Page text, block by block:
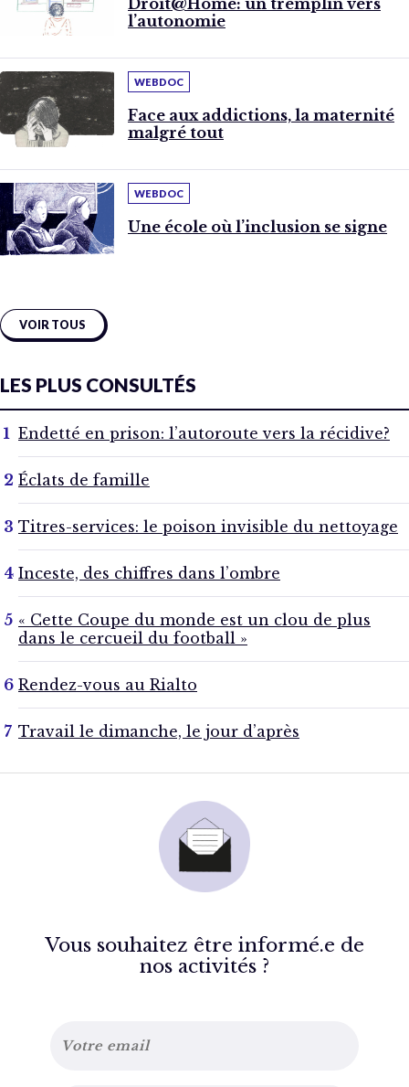
l’autonomie
WEBDOC
Face aux addictions, la maternité
malgré tout
WEBDOC
Une école où l’inclusion se signe
VOIR TOUS
LES PLUS CONSULTÉS
Endetté en prison: l’autoroute vers la récidive?
Éclats de famille
Titres-services: le poison invisible du nettoyage
Inceste, des chiffres dans l’ombre
« Cette Coupe du monde est un clou de plus
dans le cercueil du football »
Rendez-vous au Rialto
Travail le dimanche, le jour d’après
Vous souhaitez être informé.e de
nos activités ?